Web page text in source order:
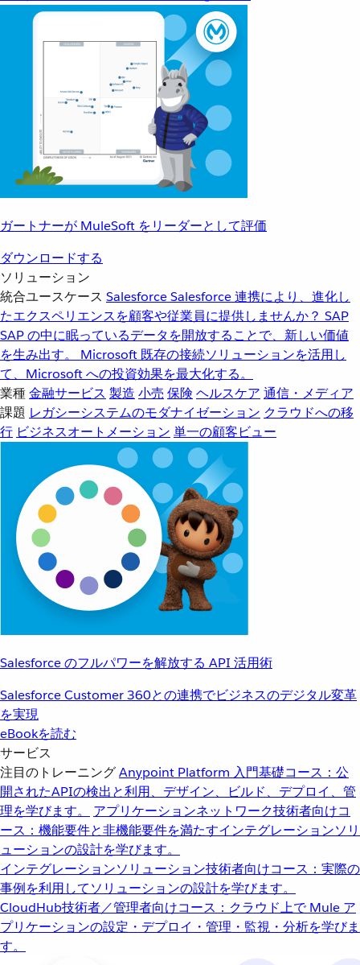
ガートナーが MuleSoft をリーダーとして評価
ダウンロードする
ソリューション
統合ユースケース SalesforceSalesforce 連携により、進化し
たエクスペリエンスを顧客や従業員に提供しませんか？ SAP
SAP の中に眠っているデータを開放することで、新しい価値
を生み出す。
Microsoft 既存の接続ソリューションを活用し
て、Microsoft への投資効果を最大化する。
業種金融サービス 製造 小売 保険 ヘルスケア 通信・メディア
課題 レガシーシステムのモダナイゼーション クラウドへの移
行 ビジネスオートメーション 単一の顧客ビュー
Salesforce のフルパワーを解放する API 活用術
Salesforce Customer 360との連携でビジネスのデジタル変革
を実現
eBookを読む
サービス
注目のトレーニングAnypoint Platform 入門基礎コース：公
開されたAPIの検出と利用、デザイン、ビルド、デプロイ、管
理を学びます。
アプリケーションネットワーク技術者向けコ
ース：機能要件と非機能要件を満たすインテグレーションソリ
ューションの設計を学びます。
インテグレーションソリューション技術者向けコース：実際の
事例を利用してソリューションの設計を学びます。
CloudHub技術者／管理者向けコース：クラウド上で Mule ア
プリケーションの設定・デプロイ・管理・監視・分析を学びま
す。